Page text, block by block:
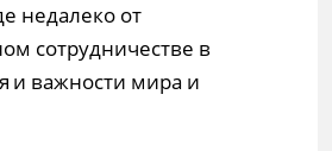
недалеко от
сотрудничестве в
и важности мира и